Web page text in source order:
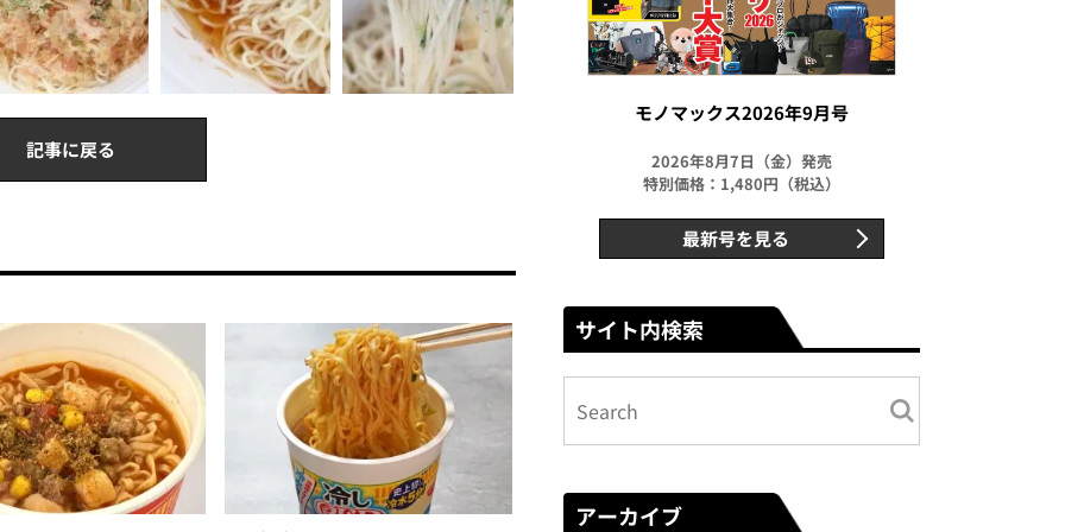
記事に戻る
モノマックス2026年9月号
2026年8月7日（金）発売
特別価格：1,480円（税込）
最新号を見る
サイト内検索
アーカイブ